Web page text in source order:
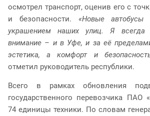
осмотрел транспорт, оценив его с
и безопасности. «Новые автобусы
украшением наших улиц. Я
внимание – и в Уфе, и за её
эстетика, а комфорт и
отметил руководитель республики.
Всего в рамках обновления
государственного перевозчика ПАО
74 единицы техники. По словам